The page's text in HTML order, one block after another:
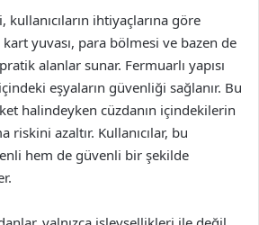
kullanıcıların ihtiyaçlarına göre
kart yuvası, para bölmesi ve bazen de
alanlar sunar. Fermuarlı yapısı
eşyaların güvenliği sağlanır. Bu
halindeyken cüzdanın içindekilerin
riskini azaltır. Kullanıcılar, bu
hem de güvenli bir şekilde